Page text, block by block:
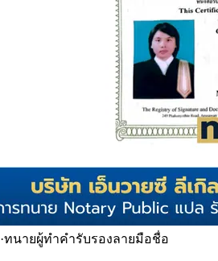
·ทนายผู้ทำคำรับรองลายมือชื่อ